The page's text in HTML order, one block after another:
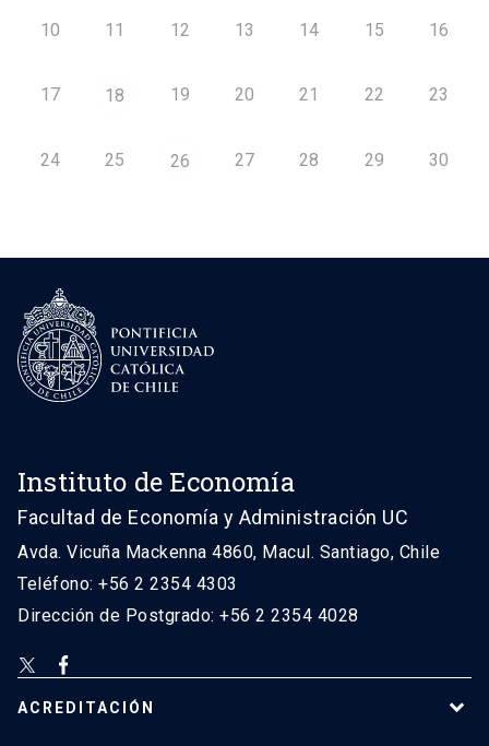
10 11 12 13 14 15 16
17 18 19 20 21 22 23
24 25 26 27 28 29 30
Instituto de Economía
Facultad de Economía y Administración UC
Avda. Vicuña Mackenna 4860, Macul. Santiago, Chile
Teléfono: +56 2 2354 4303
Dirección de Postgrado: +56 2 2354 4028
ACREDITACIÓN